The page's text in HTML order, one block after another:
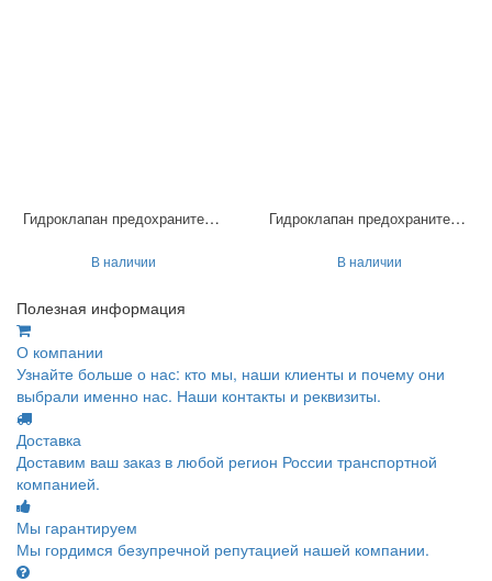
Гидроклапан предохранительный МКПВ-16/3Ф1В
В наличии
Гидроклапан предохранительный МКПВ-16/3Ф7П
В наличии
Полезная информация
О компании
Узнайте больше о нас: кто мы, наши клиенты и почему они
выбрали именно нас. Наши контакты и реквизиты.
Доставка
Доставим ваш заказ в любой регион России транспортной
компанией.
Мы гарантируем
Мы гордимся безупречной репутацией нашей компании.